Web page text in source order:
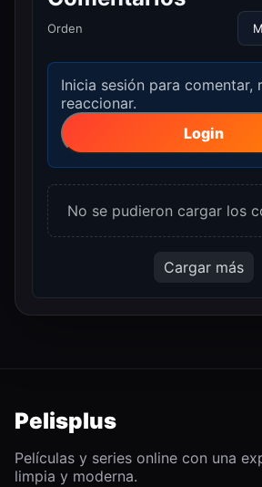
Orden
Inicia sesión para comentar,
reaccionar.
Login
No se pudieron cargar los
Cargar más
Pelisplus
Películas y series online con una
limpia y moderna.